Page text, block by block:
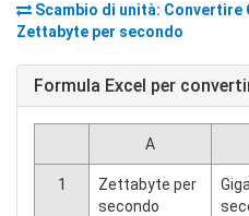
Scambio di unità: Convertire
Zettabyte per secondo
Formula Excel per
A
1
Zettabyte per
secondo